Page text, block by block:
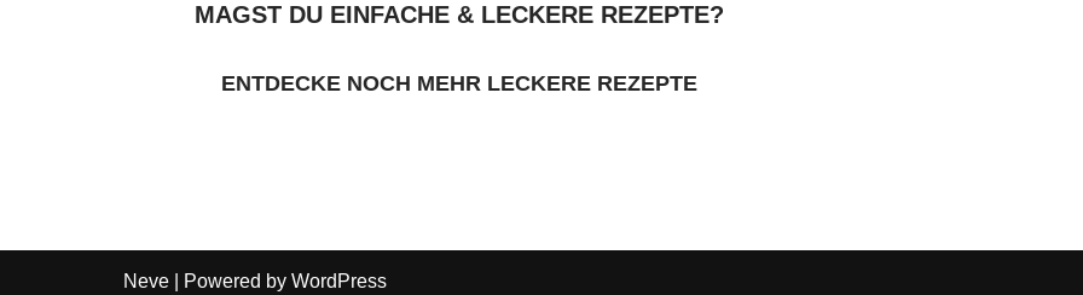
MAGST DU EINFACHE & LECKERE REZEPTE?
ENTDECKE NOCH MEHR LECKERE REZEPTE
Neve | Powered by WordPress